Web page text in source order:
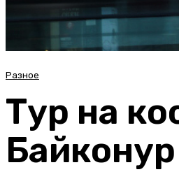
Разное
Тур на